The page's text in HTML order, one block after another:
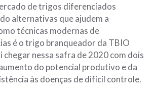
de trigos diferenciados
alternativas que ajudem a
técnicas modernas de
é o trigo branqueador da TBIO
nessa safra de 2020 com dois
do potencial produtivo e da
às doenças de difícil controle.